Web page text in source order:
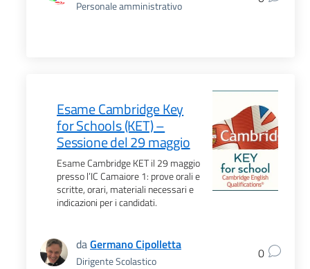
Personale amministrativo
Esame Cambridge Key
for Schools (KET) –
Sessione del 29 maggio
Esame Cambridge KET il 29 maggio
presso l’IC Camaiore 1: prove orali e
scritte, orari, materiali necessari e
indicazioni per i candidati.
daGermano Cipolletta
Dirigente Scolastico 0